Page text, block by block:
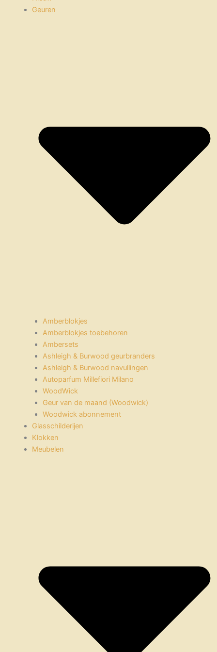
Geuren
Amberblokjes
Amberblokjes toebehoren
Ambersets
Ashleigh & Burwood geurbranders
Ashleigh & Burwood navullingen
Autoparfum Millefiori Milano
WoodWick
Geur van de maand (Woodwick)
Woodwick abonnement
Glasschilderijen
Klokken
Meubelen